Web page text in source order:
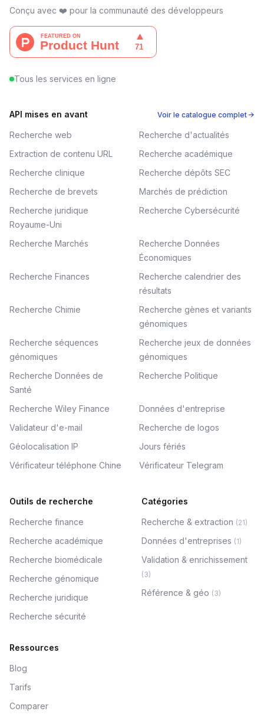
Conçu avec ❤️ pour la communauté des développeurs
Tous les services en ligne
API mises en avant Voir le catalogue complet →
Recherche web
Recherche d'actualités
Extraction de contenu URL
Recherche académique
Recherche clinique
Recherche dépôts SEC
Recherche de brevets
Marchés de prédiction
Recherche juridique
Royaume-Uni
Recherche Cybersécurité
Recherche Marchés
Recherche Données
Économiques
Recherche Finances
Recherche calendrier des
résultats
Recherche Chimie
Recherche gènes et variants
génomiques
Recherche séquences
génomiques
Recherche jeux de données
génomiques
Recherche Données de
Santé
Recherche Politique
Recherche Wiley Finance
Données d'entreprise
Validateur d'e-mail
Recherche de logos
Géolocalisation IP
Jours fériés
Vérificateur téléphone Chine
Vérificateur Telegram
Outils de recherche
Recherche finance
Recherche académique
Recherche biomédicale
Recherche génomique
Recherche juridique
Recherche sécurité
Catégories
Recherche & extraction (21)
Données d'entreprises (1)
Validation & enrichissement
(3)
Référence & géo (3)
Ressources
Blog
Tarifs
Comparer